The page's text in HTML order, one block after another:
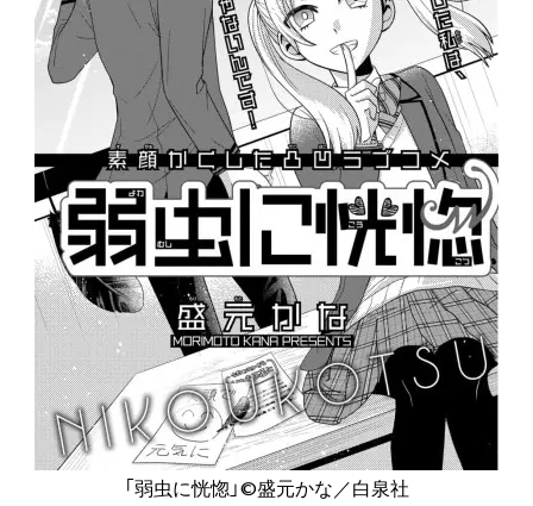
「弱虫に恍惚」©盛元かな／白泉社